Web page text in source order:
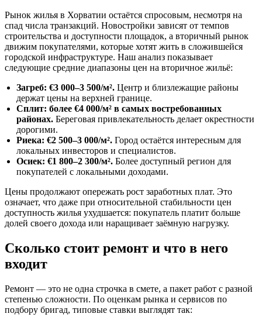
Рынок жилья в Хорватии остаётся спросовым, несмотря на
спад числа транзакций. Новостройки зависят от темпов
строительства и доступности площадок, а вторичный рынок
движим покупателями, которые хотят жить в сложившейся
городской инфраструктуре. Наш анализ показывает
следующие средние диапазоны цен на вторичное жильё:
Загреб: €3 000–3 500/м². Центр и близлежащие районы
держат цены на верхней границе.
Сплит: более €4 000/м² в самых востребованных
районах. Береговая привлекательность делает окрестности
дорогими.
Риека: €2 500–3 000/м². Город остаётся интересным для
локальных инвесторов и специалистов.
Осиек: €1 800–2 300/м². Более доступный регион для
покупателей с локальными доходами.
Цены продолжают опережать рост заработных плат. Это
означает, что даже при относительной стабильности цен
доступность жилья ухудшается: покупатель платит больше
долей своего дохода или наращивает заёмную нагрузку.
Сколько стоит ремонт и что в него
входит
Ремонт — это не одна строчка в смете, а пакет работ с разной
степенью сложности. По оценкам рынка и сервисов по
подбору бригад, типовые ставки выглядят так: